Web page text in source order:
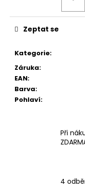
Kategorie:
Záruka:
EAN:
Barva:
Pohlaví:
Zeptat se
Při
4